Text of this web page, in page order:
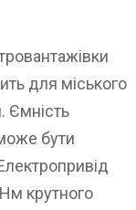
для міського
Ємність
бути
крутного